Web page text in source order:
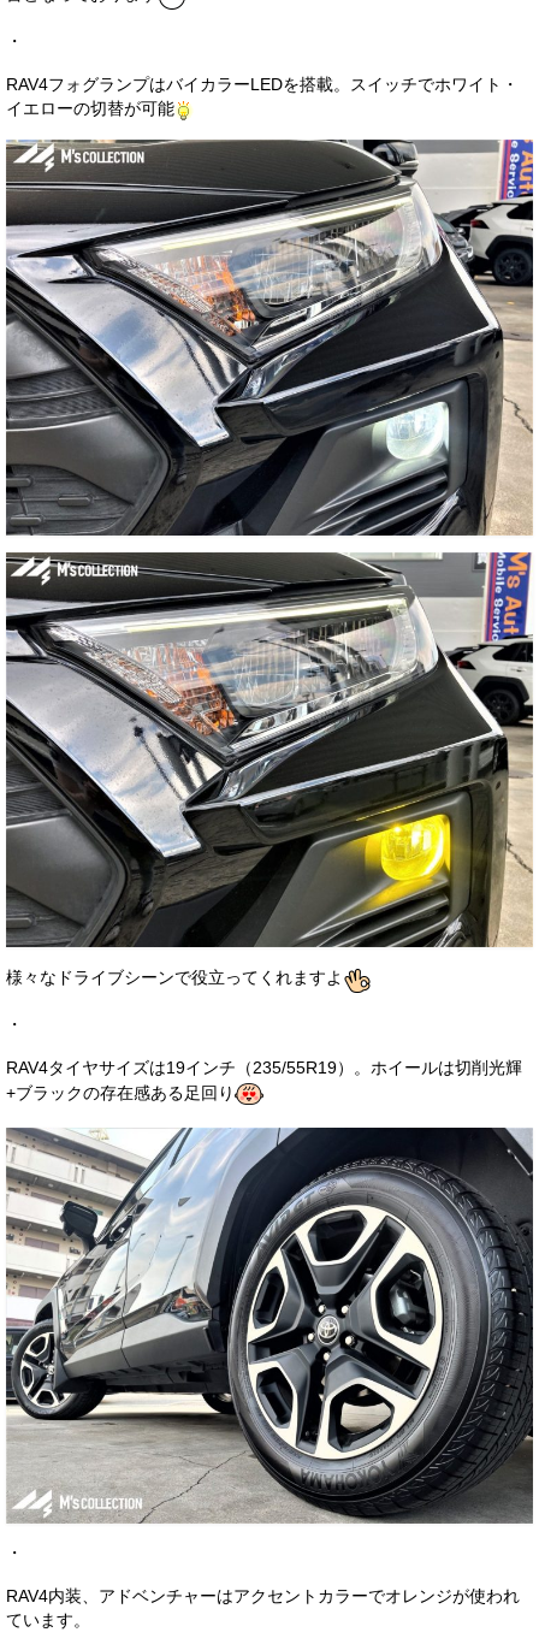
・
RAV4フォグランプはバイカラーLEDを搭載。スイッチでホワイト・
イエローの切替が可能
様々なドライブシーンで役立ってくれますよ
・
RAV4タイヤサイズは19インチ（235/55R19）。ホイールは切削光輝
+ブラックの存在感ある足回り
・
RAV4内装、アドベンチャーはアクセントカラーでオレンジが使われ
ています。